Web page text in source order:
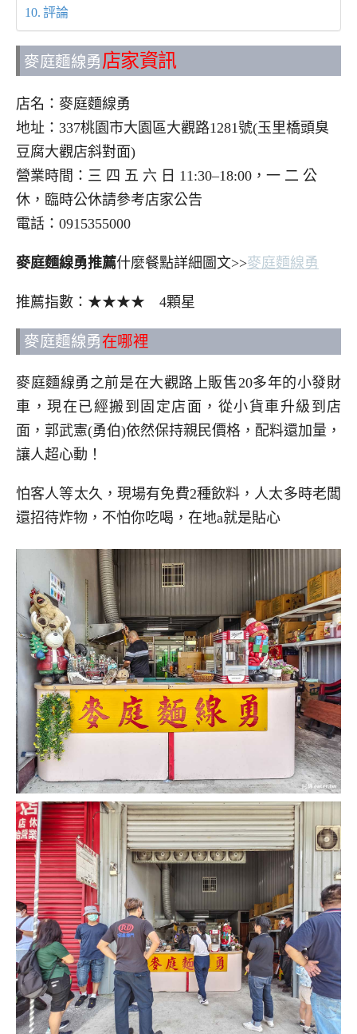
評論
麥庭麵線勇 店家資訊
店名：麥庭麵線勇
地址：337桃園市大園區大觀路1281號(玉里橋頭臭
豆腐大觀店斜對面)
營業時間：三 四 五 六 日 11:30–18:00，一 二 公
休，臨時公休請參考店家公告
電話：0915355000
麥庭麵線勇推薦什麼餐點詳細圖文>>麥庭麵線勇
推薦指數：★★★★ 4顆星
麥庭麵線勇在哪裡
麥庭麵線勇之前是在大觀路上販售20多年的小發財
車，現在已經搬到固定店面，從小貨車升級到店
面，郭武憲(勇伯)依然保持親民價格，配料還加量，
讓人超心動！
怕客人等太久，現場有免費2種飲料，人太多時老闆
還招待炸物，不怕你吃喝，在地a就是貼心